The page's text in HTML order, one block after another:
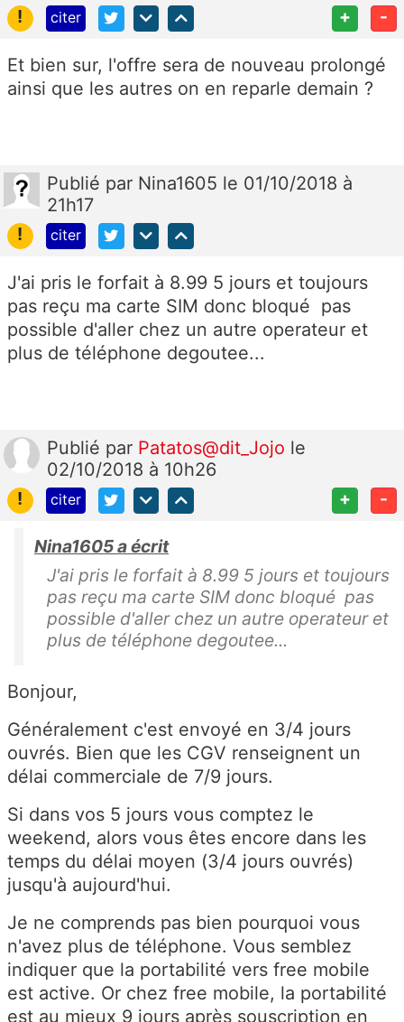
!
citer + -
Et bien sur, l'offre sera de nouveau prolongé
ainsi que les autres on en reparle demain ?
Publié par Nina1605 le 01/10/2018 à
21h17
!
citer
J'ai pris le forfait à 8.99 5 jours et toujours
pas reçu ma carte SIM donc bloqué pas
possible d'aller chez un autre operateur et
plus de téléphone degoutee...
Publié par Patatos@dit_Jojo le
02/10/2018 à 10h26
!
citer + -
Nina1605 a écrit
J'ai pris le forfait à 8.99 5 jours et toujours
pas reçu ma carte SIM donc bloqué pas
possible d'aller chez un autre operateur et
plus de téléphone degoutee...
Bonjour,
Généralement c'est envoyé en 3/4 jours
ouvrés. Bien que les CGV renseignent un
délai commerciale de 7/9 jours.
Si dans vos 5 jours vous comptez le
weekend, alors vous êtes encore dans les
temps du délai moyen (3/4 jours ouvrés)
jusqu'à aujourd'hui.
Je ne comprends pas bien pourquoi vous
n'avez plus de téléphone. Vous semblez
indiquer que la portabilité vers free mobile
est active. Or chez free mobile, la portabilité
est au mieux 9 jours après souscription en